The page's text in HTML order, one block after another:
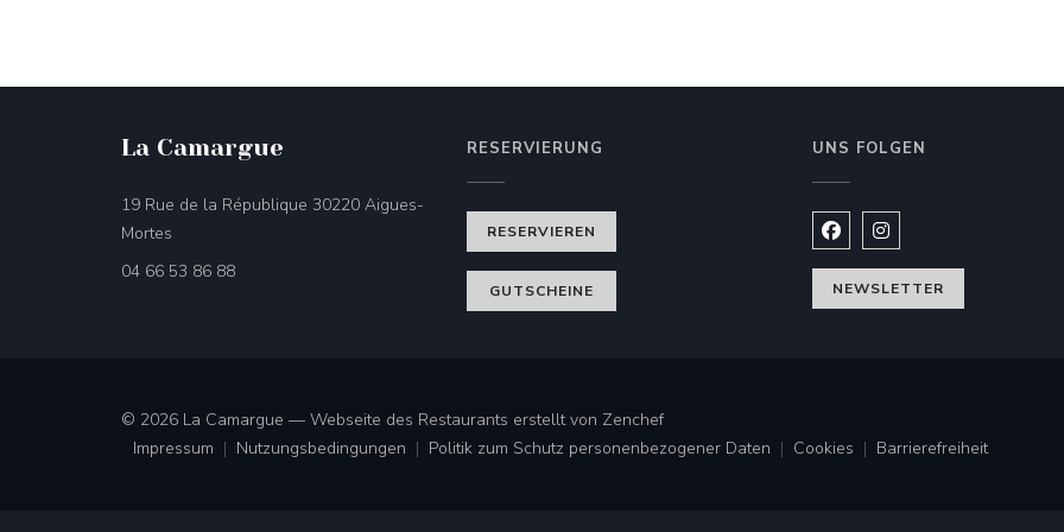
La Camargue
19 Rue de la République 30220 Aigues-
Mortes
04 66 53 86 88
RESERVIERUNG
RESERVIEREN
GUTSCHEINE
UNS FOLGEN
Facebook ((öffnet ein neues
Instagram ((öffnet ein
NEWSLETTER
© 2026 La Camargue — Webseite des Restaurants erstellt von Zenchef((öffnet ein neues Fenster))
Impressum
((öffnet ein neues Fenster))
Nutzungsbedingungen
((öffnet ein neues Fenster))
Politik zum Schutz personenbezogener Daten
((öffnet ein neues Fenster))
Cookies
((öffnet ein neues Fenster))
Barrierefreiheit
((öffnet ein neues